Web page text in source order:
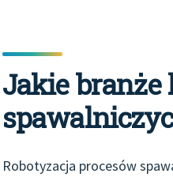
Jakie branże
Robotyzacja procesów